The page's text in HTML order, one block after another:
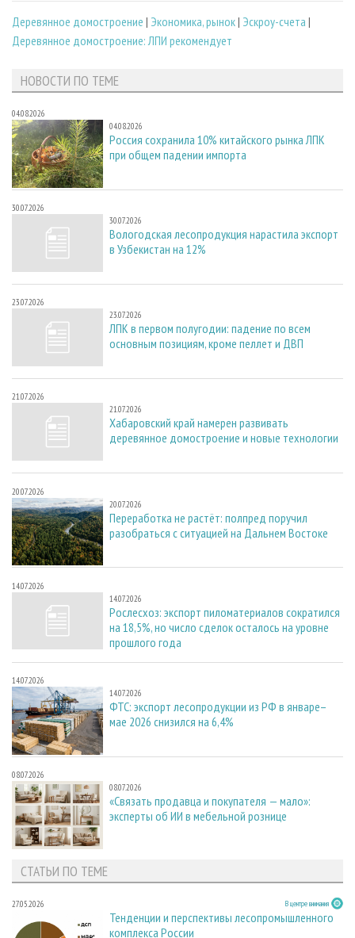
Деревянное домостроение | Экономика, рынок| Эскроу-счета |
Деревянное домостроение: ЛПИ рекомендует
НОВОСТИ ПО ТЕМЕ
04.08.2026
04.08.2026
Россия сохранила 10% китайского рынка ЛПК
при общем падении импорта
30.07.2026
30.07.2026
Вологодская лесопродукция нарастила экспорт
в Узбекистан на 12%
23.07.2026
23.07.2026
ЛПК в первом полугодии: падение по всем
основным позициям, кроме пеллет и ДВП
21.07.2026
21.07.2026
Хабаровский край намерен развивать
деревянное домостроение и новые технологии
20.07.2026
20.07.2026
Переработка не растёт: полпред поручил
разобраться с ситуацией на Дальнем Востоке
14.07.2026
14.07.2026
Рослесхоз: экспорт пиломатериалов сократился
на 18,5%, но число сделок осталось на уровне
прошлого года
14.07.2026
14.07.2026
ФТС: экспорт лесопродукции из РФ в январе–
мае 2026 снизился на 6,4%
08.07.2026
08.07.2026
«Связать продавца и покупателя — мало»:
эксперты об ИИ в мебельной рознице
СТАТЬИ ПО ТЕМЕ
27.05.2026 В центре внимания
Тенденции и перспективы лесопромышленного
комплекса России